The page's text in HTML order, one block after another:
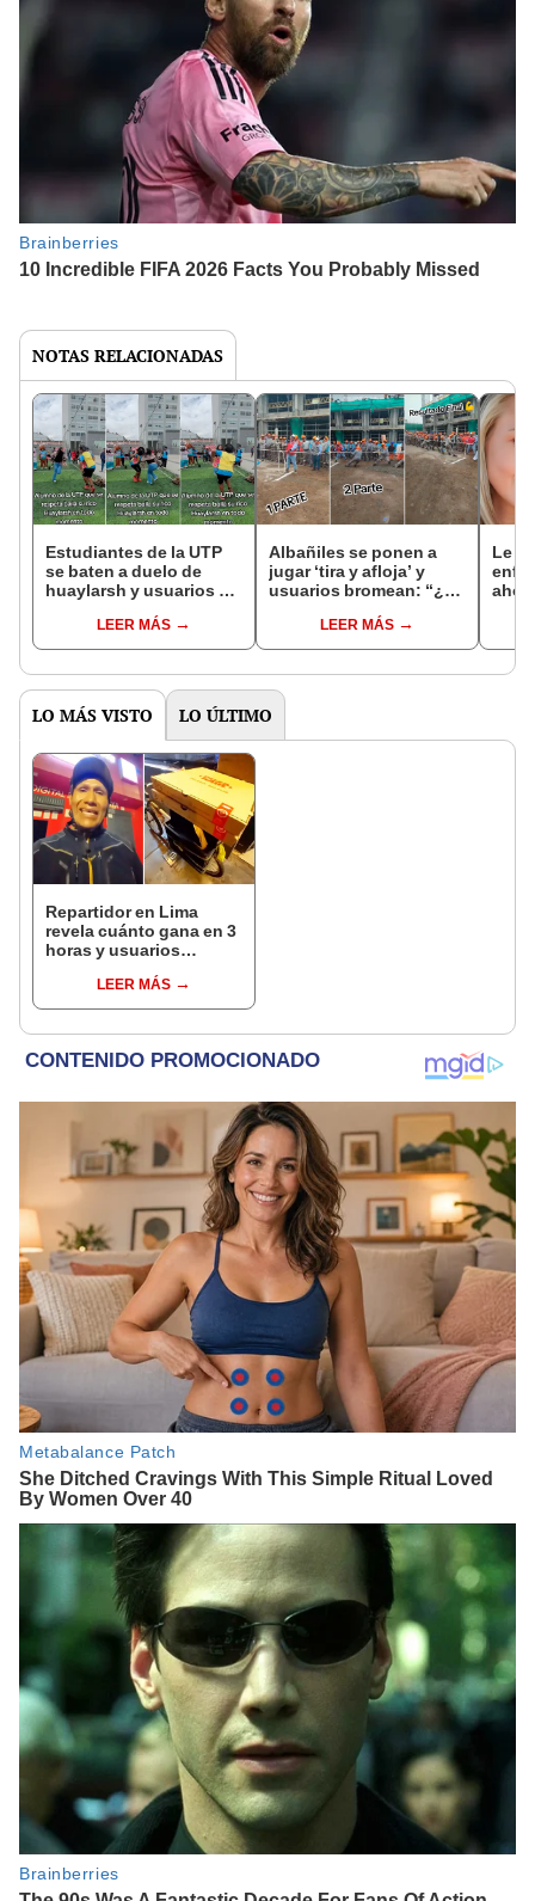
NOTAS RELACIONADAS
Estudiantes de la UTP
se baten a duelo de
huaylarsh y usuarios se
Huancayo!”
LEER MÁS
Albañiles se ponen a
jugar ‘tira y afloja’ y
usuarios bromean: “¿Y
obra?”LEER MÁS
Le
LO MÁS VISTO LO ÚLTIMO
Repartidor en Lima
revela cuánto gana en 3
horas y usuarios
LEER MÁS